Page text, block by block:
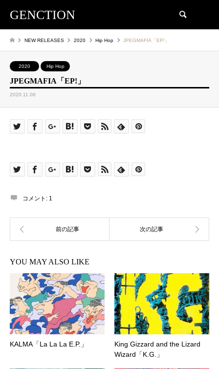
GENCTION
NEW RELEASES 2020 Hip Hop JPEGMAFIA「EP!」
2020 Hip Hop
JPEGMAFIA「EP!」
2020.11.06
コメント: 1
YOU MAY ALSO LIKE
KALMA「La La La E.P.」
King Gizzard and the Lizard
Wizard「K.G.」